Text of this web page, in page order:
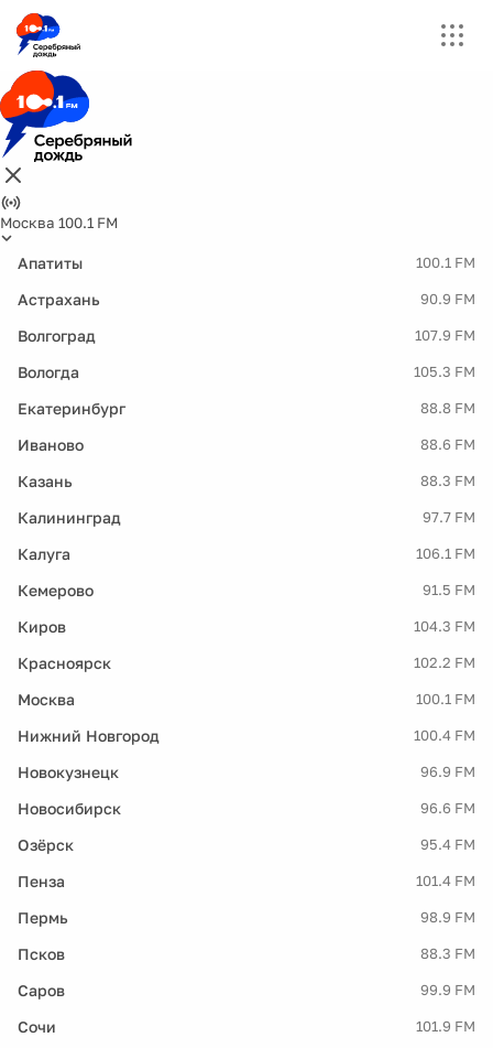
Москва 100.1 FM
Апатиты 100.1 FM
Астрахань 90.9 FM
Волгоград 107.9 FM
Вологда 105.3 FM
Екатеринбург 88.8 FM
Иваново 88.6 FM
Казань 88.3 FM
Калининград 97.7 FM
Калуга 106.1 FM
Кемерово 91.5 FM
Киров 104.3 FM
Красноярск 102.2 FM
Москва 100.1 FM
Нижний Новгород 100.4 FM
Новокузнецк 96.9 FM
Новосибирск 96.6 FM
Озёрск 95.4 FM
Пенза 101.4 FM
Пермь 98.9 FM
Псков 88.3 FM
Саров 99.9 FM
Сочи 101.9 FM